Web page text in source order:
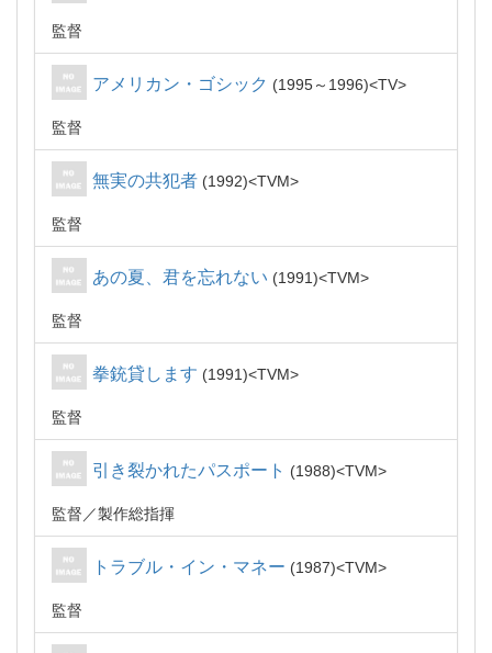
監督
アメリカン・ゴシック 1995～1996 TV
監督
無実の共犯者 1992 TVM
監督
あの夏、君を忘れない 1991 TVM
監督
拳銃貸します 1991 TVM
監督
引き裂かれたパスポート 1988 TVM
監督 製作総指揮
トラブル・イン・マネー 1987 TVM
監督